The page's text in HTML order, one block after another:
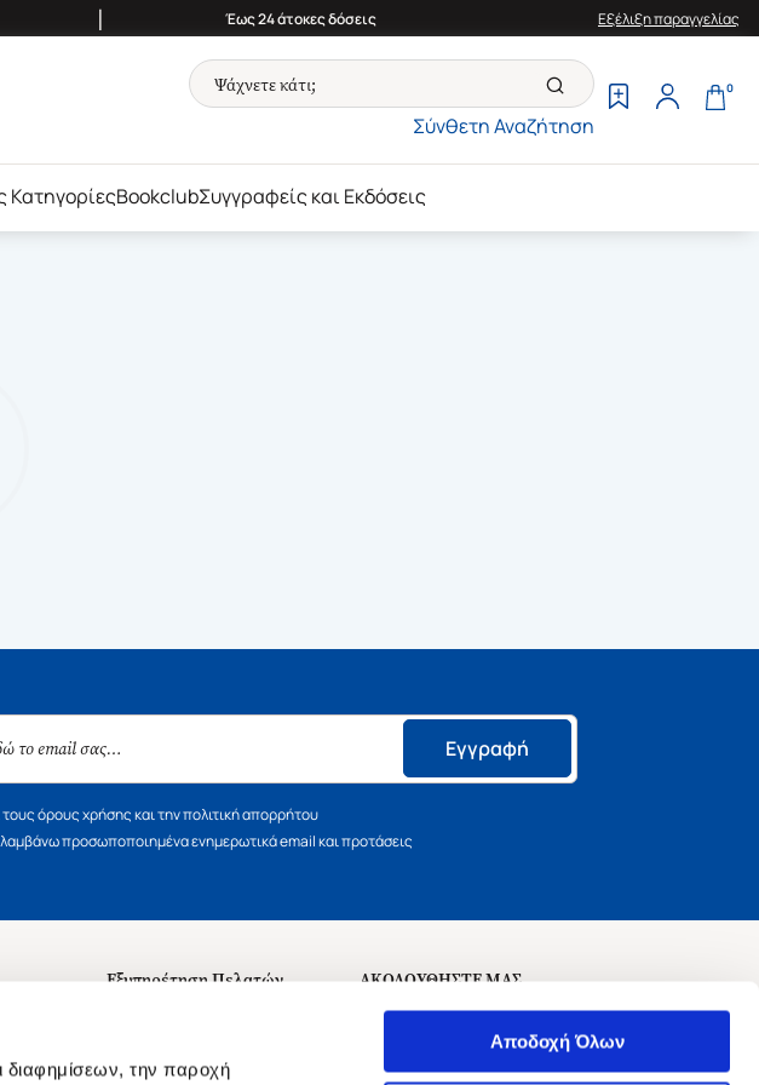
διαφημίσεων, την παροχή
Αποδοχή Όλων
| Έως 24 άτοκες δόσεις Εξέλιξη παραγγελίας
Σύνθετη Αναζήτηση
0
ΚατηγορίεςBookclubΣυγγραφείς και Εκδόσεις
Εγγραφή
όρους χρήσης και την πολιτική απορρήτου
προσωποποιημένα ενημερωτικά email και προτάσεις
Εξυπηρέτηση Πελατών
ΑΚΟΛΟΥΘΗΣΤΕ ΜΑΣ